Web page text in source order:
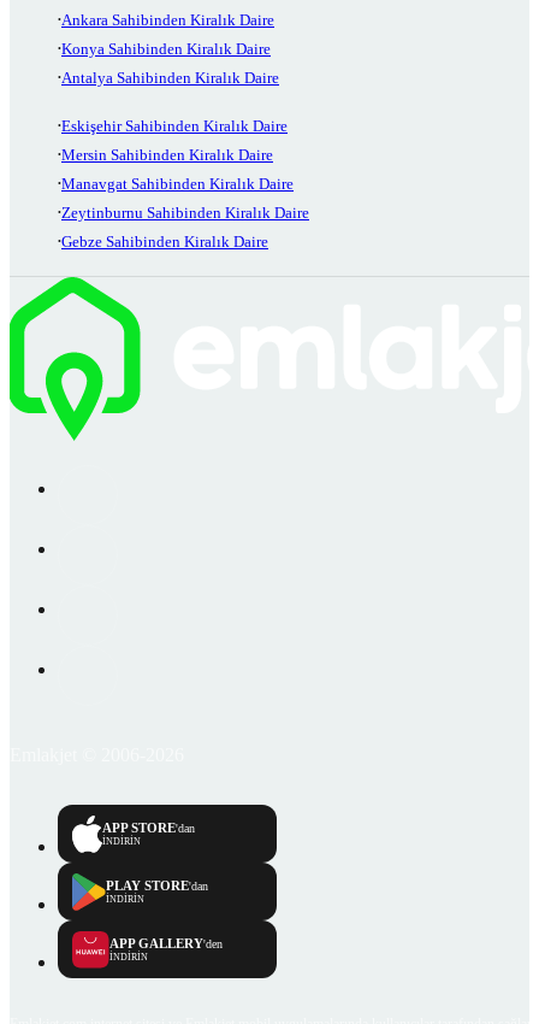
Ankara Sahibinden Kiralık Daire
Konya Sahibinden Kiralık Daire
Antalya Sahibinden Kiralık Daire
Eskişehir Sahibinden Kiralık Daire
Mersin Sahibinden Kiralık Daire
Manavgat Sahibinden Kiralık Daire
Zeytinburnu Sahibinden Kiralık Daire
Gebze Sahibinden Kiralık Daire
APP STORE'dan
İNDİRİN
PLAY STORE'dan
İNDİRİN
APP GALLERY'den
İNDİRİN